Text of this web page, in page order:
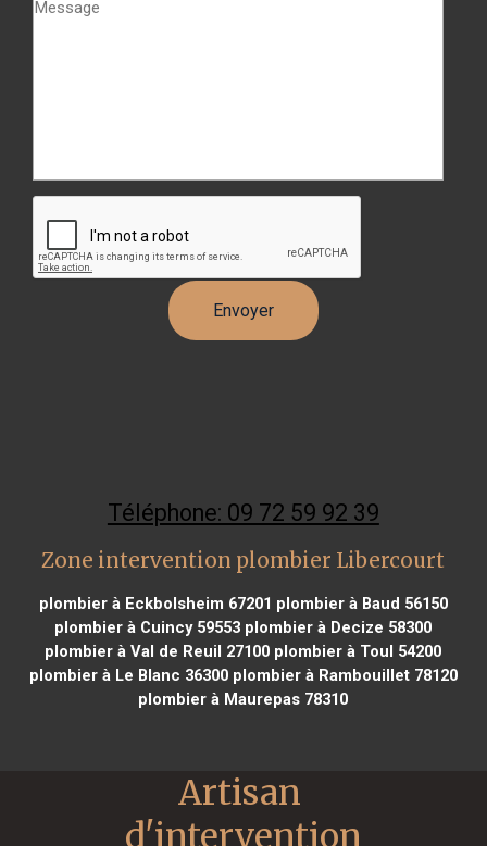
Téléphone: 09 72 59 92 39
Zone intervention plombier Libercourt
plombier à Eckbolsheim 67201 plombier à Baud 56150
plombier à Cuincy 59553 plombier à Decize 58300
plombier à Val de Reuil 27100 plombier à Toul 54200
plombier à Le Blanc 36300plombier à Rambouillet 78120
plombier à Maurepas 78310
Artisan
d'intervention